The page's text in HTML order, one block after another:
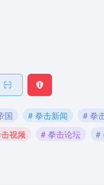
国 # 拳击新闻 # 拳
视频 # 拳击论坛 #